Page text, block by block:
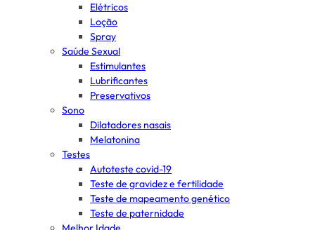
Elétricos
Loção
Spray
Saúde Sexual
Estimulantes
Lubrificantes
Preservativos
Sono
Dilatadores nasais
Melatonina
Testes
Autoteste covid-19
Teste de gravidez e fertilidade
Teste de mapeamento genético
Teste de paternidade